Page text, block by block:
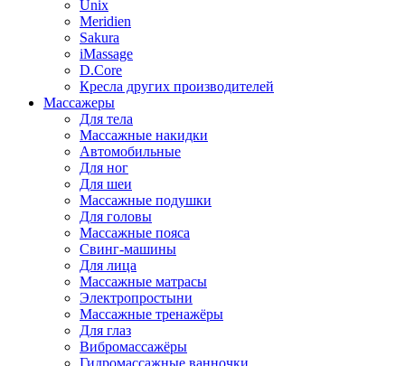
Unix
Meridien
Sakura
iMassage
D.Core
Кресла других производителей
Массажеры
Для тела
Массажные накидки
Автомобильные
Для ног
Для шеи
Массажные подушки
Для головы
Массажные пояса
Свинг-машины
Для лица
Массажные матрасы
Электропростыни
Массажные тренажёры
Для глаз
Вибромассажёры
Гидромассажные ванночки